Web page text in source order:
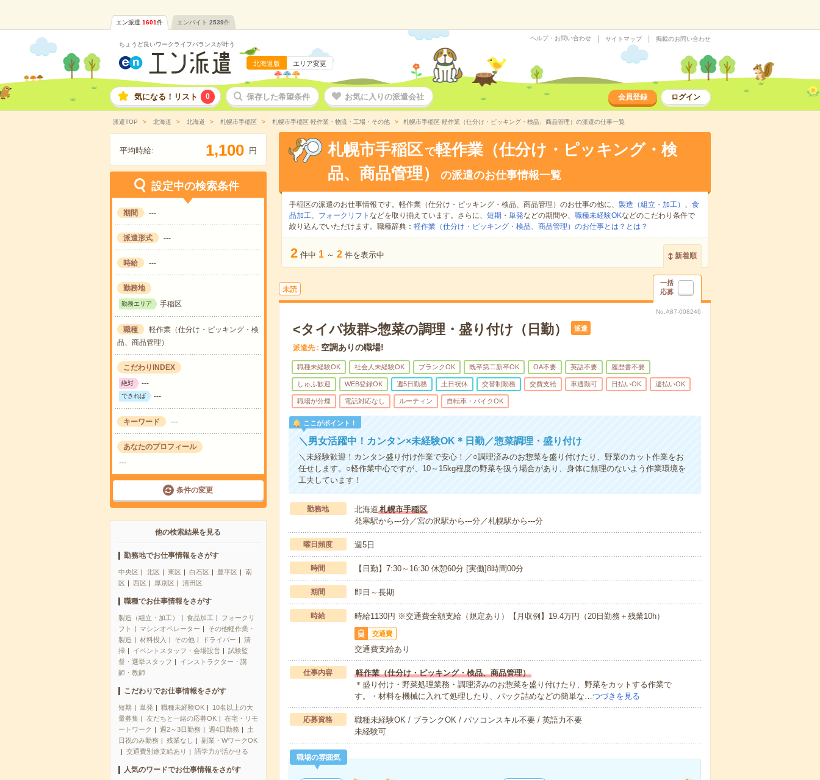
エン派遣 1601件 エンバイト 2539件
ちょうど良いワークライフバランスが叶う
北海道版 エリア変更
ヘルプ・お問い合わせ サイトマップ 掲載のお問い合わせ
気になる！リスト 0 保存した希望条件 お気に入りの派遣会社 会員登録 ログイン
派遣TOP 北海道 北海道 札幌市手稲区 札幌市手稲区 軽作業・物流・工場・その他 札幌市手稲区 軽作業（仕分け・ピッキング・検品、商品管理）の派遣の仕事一覧
平均時給: 1,100 円
設定中の検索条件
期間 ---
派遣形式 ---
時給 ---
勤務地
勤務エリア 手稲区
職種
軽作業（仕分け・ピッキング・検
品、商品管理）
こだわりINDEX
絶対 ---
できれば ---
キーワード ---
あなたのプロフィール
---
条件の変更
他の検索結果を見る
勤務地でお仕事情報をさがす
中央区 北区 東区 白石区 豊平区
南
区
西区 厚別区 清田区
職種でお仕事情報をさがす
製造（組立・加工） 食品加工
フォークリ
フト
マシンオペレーター
その他軽作業・
製造
材料投入 その他 ドライバー
清
掃
イベントスタッフ・会場設営
試験監
督・選挙スタッフ
インストラクター・講
師・教師
こだわりでお仕事情報をさがす
短期 単発 職種未経験OK
10名以上の大
量募集
友だちと一緒の応募OK
在宅・リモ
ートワーク
週2～3日勤務 週4日勤務
土
日祝のみ勤務
残業なし
副業・WワークOK
交通費別途支給あり
語学力が活かせる
人気のワードでお仕事情報をさがす
札幌市手稲区 で軽作業（仕分け・ピッキング・検
品、商品管理）
の派遣のお仕事情報一覧
手稲区の派遣のお仕事情報です。軽作業（仕分け・ピッキング・検品、商品管理）のお仕事の他に、 製造（組立・加工） 、 食
品加工、 フォークリフト などを取り揃えています。さらに、 短期 ・ 単発などの期間や、 職種未経験OKなどのこだわり条件で
絞り込んでいただけます。職種辞典： 軽作業（仕分け・ピッキング・検品、商品管理）のお仕事とは？とは？
2 件中 1 ～ 2 件を表示中 新着順
未読
一括
応募
No.A87-008246
<タイパ抜群>惣菜の調理・盛り付け（日勤） 派遣
派遣先 空調ありの職場!
職種未経験OK 社会人未経験OK ブランクOK 既卒第二新卒OK OA不要 英語不要 履歴書不要
しゅふ歓迎 WEB登録OK 週5日勤務 土日祝休 交替制勤務 交費支給 車通勤可 日払いOK 週払いOK
職場が分煙 電話対応なし ルーティン 自転車・バイクOK
ここがポイント！
＼男女活躍中！カンタン×未経験OK＊日勤／惣菜調理・盛り付け
＼未経験歓迎！カンタン盛り付け作業で安心！／○調理済みのお惣菜を盛り付けたり、野菜のカット作業をお
任せします。○軽作業中心ですが、10～15kg程度の野菜を扱う場合があり、身体に無理のないよう作業環境を
工夫しています！
勤務地 北海道札幌市手稲区
発寒駅から---分／宮の沢駅から---分／札幌駅から---分
曜日頻度 週5日
時間 【日勤】7:30～16:30 休憩60分 [実働]8時間00分
期間 即日～長期
時給 時給1130円 ※交通費全額支給（規定あり）【月収例】19.4万円（20日勤務＋残業10h）
交通費
交通費支給あり
仕事内容
軽作業（仕分け・ピッキング・検品、商品管理）
＊盛り付け・野菜処理業務・調理済みのお惣菜を盛り付けたり、野菜をカットする作業で
す。・材料を機械に入れて処理したり、パック詰めなどの簡単な…つづきを見る
応募資格
職種未経験OK / ブランクOK / パソコンスキル不要 / 英語力不要
未経験可
職場の雰囲気